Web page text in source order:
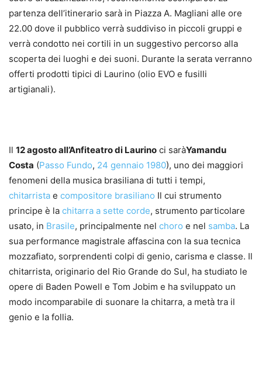
partenza dell’itinerario sarà in Piazza A. Magliani alle ore
22.00 dove il pubblico verrà suddiviso in piccoli gruppi e
verrà condotto nei cortili in un suggestivo percorso alla
scoperta dei luoghi e dei suoni. Durante la serata verranno
offerti prodotti tipici di Laurino (olio EVO e fusilli
artigianali).
Il 12 agosto all’Anfiteatro di Laurino ci saràYamandu
Costa (Passo Fundo, 24 gennaio 1980), uno dei maggiori
fenomeni della musica brasiliana di tutti i tempi,
chitarrista e compositore brasiliano Il cui strumento
principe è la chitarra a sette corde, strumento particolare
usato, in Brasile, principalmente nel choro e nel samba. La
sua performance magistrale affascina con la sua tecnica
mozzafiato, sorprendenti colpi di genio, carisma e classe. Il
chitarrista, originario del Rio Grande do Sul, ha studiato le
opere di Baden Powell e Tom Jobim e ha sviluppato un
modo incomparabile di suonare la chitarra, a metà tra il
genio e la follia.